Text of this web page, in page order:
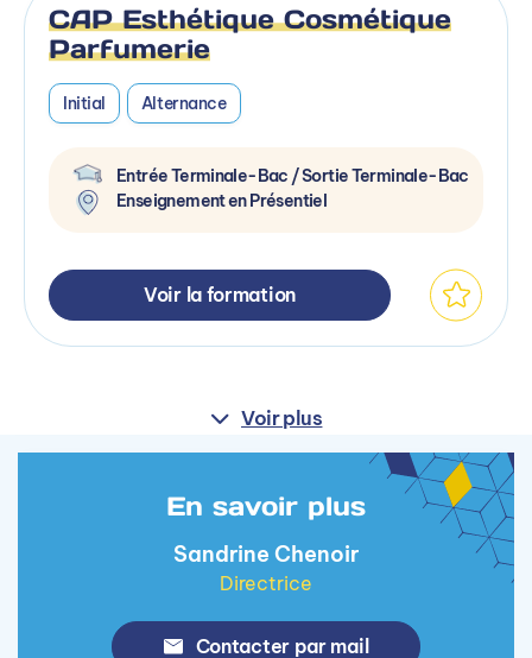
CAP Esthétique Cosmétique
Parfumerie
Initial Alternance
Entrée Terminale-Bac / Sortie Terminale-Bac
Enseignement en Présentiel
Voir la formation
Voir plus
En savoir plus
Sandrine Chenoir
Directrice
Contacter par mail